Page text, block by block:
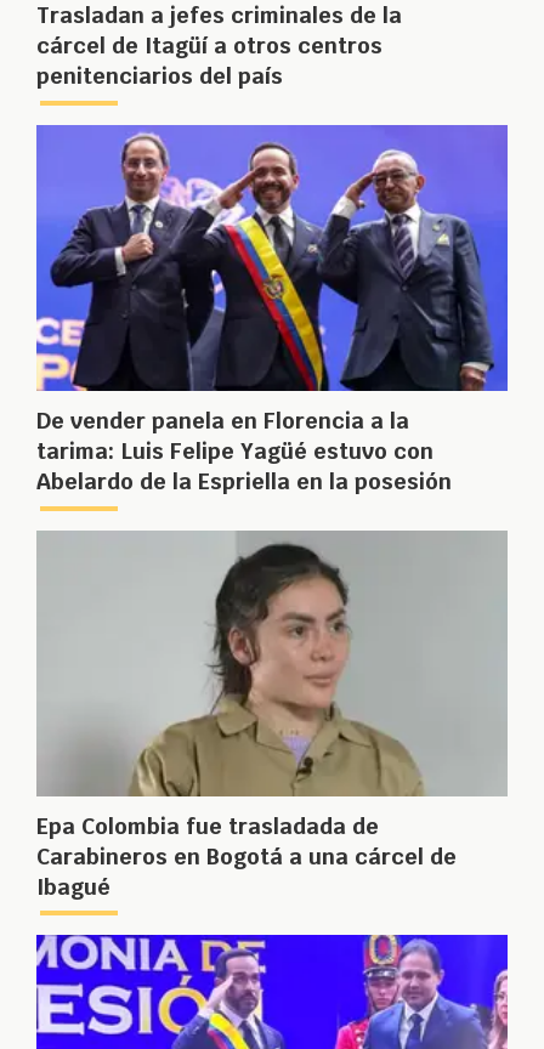
Trasladan a jefes criminales de la
cárcel de Itagüí a otros centros
penitenciarios del país
De vender panela en Florencia a la
tarima: Luis Felipe Yagüé estuvo con
Abelardo de la Espriella en la posesión
Epa Colombia fue trasladada de
Carabineros en Bogotá a una cárcel de
Ibagué